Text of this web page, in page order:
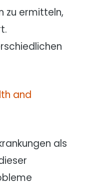
zu ermitteln,
and
als